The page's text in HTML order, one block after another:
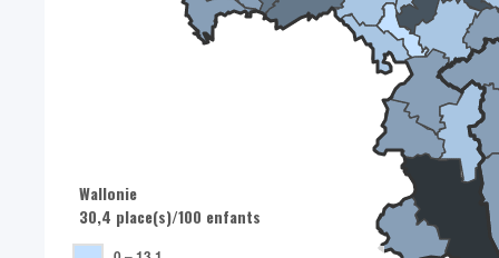
Wallonie
30,4 place(s)/100 enfants